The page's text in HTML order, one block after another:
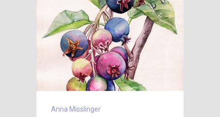
Anna Misslinger